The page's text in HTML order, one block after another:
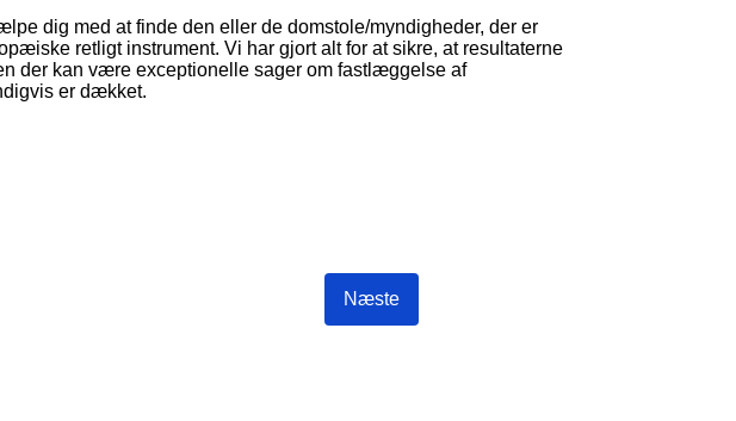
dig med at finde den eller de domstole/myndigheder, der er
retligt instrument. Vi har gjort alt for at sikre, at resultaterne
der kan være exceptionelle sager om fastlæggelse af
er dækket.
Næste